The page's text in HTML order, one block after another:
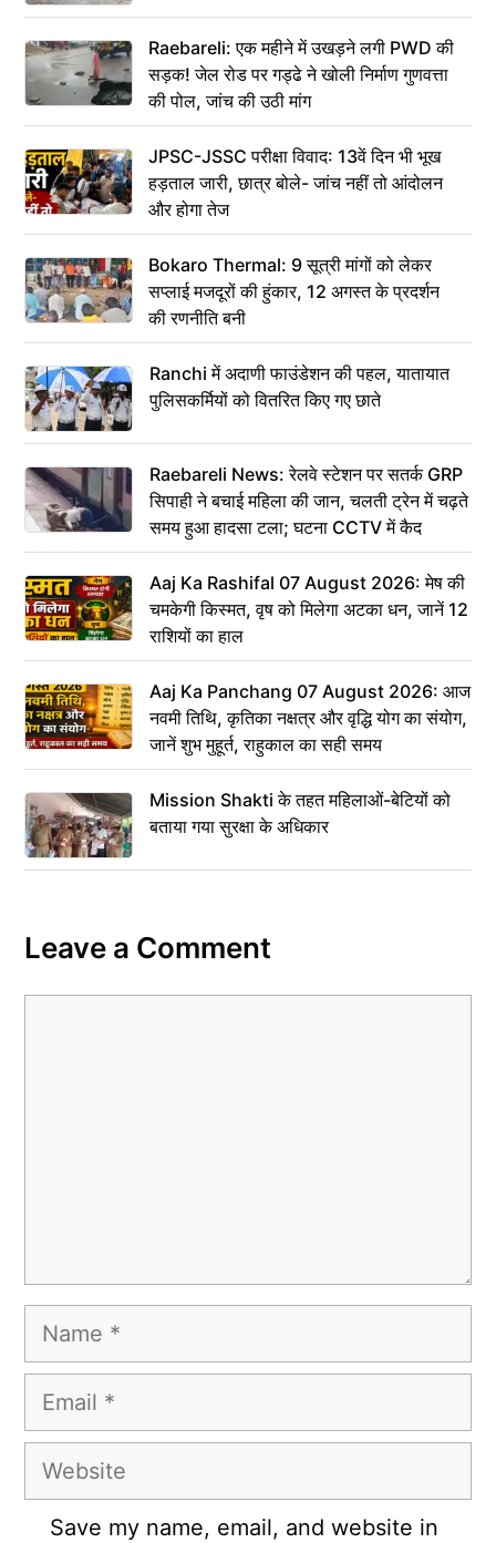
Raebareli: एक महीने में उखड़ने लगी PWD की
सड़क! जेल रोड पर गड्ढे ने खोली निर्माण गुणवत्ता
की पोल, जांच की उठी मांग
JPSC-JSSC परीक्षा विवाद: 13वें दिन भी भूख
हड़ताल जारी, छात्र बोले- जांच नहीं तो आंदोलन
और होगा तेज
Bokaro Thermal: 9 सूत्री मांगों को लेकर
सप्लाई मजदूरों की हुंकार, 12 अगस्त के प्रदर्शन
की रणनीति बनी
Ranchi में अदाणी फाउंडेशन की पहल, यातायात
पुलिसकर्मियों को वितरित किए गए छाते
Raebareli News: रेलवे स्टेशन पर सतर्क GRP
सिपाही ने बचाई महिला की जान, चलती ट्रेन में चढ़ते
समय हुआ हादसा टला; घटना CCTV में कैद
Aaj Ka Rashifal 07 August 2026: मेष की
चमकेगी किस्मत, वृष को मिलेगा अटका धन, जानें 12
राशियों का हाल
Aaj Ka Panchang 07 August 2026: आज
नवमी तिथि, कृतिका नक्षत्र और वृद्धि योग का संयोग,
जानें शुभ मुहूर्त, राहुकाल का सही समय
Mission Shakti के तहत महिलाओं-बेटियों को
बताया गया सुरक्षा के अधिकार
Leave a Comment
Name
Email
Website
Save my name, email, and website in